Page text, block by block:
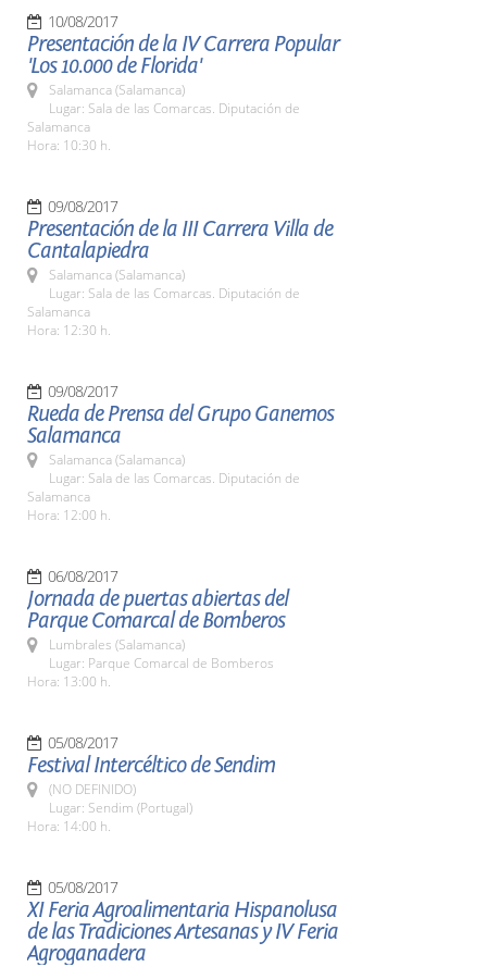
10/08/2017
Presentación de la IV Carrera Popular
'Los 10.000 de Florida'
Salamanca (Salamanca)
Lugar: Sala de las Comarcas. Diputación de
Salamanca
Hora: 10:30 h.
09/08/2017
Presentación de la III Carrera Villa de
Cantalapiedra
Salamanca (Salamanca)
Lugar: Sala de las Comarcas. Diputación de
Salamanca
Hora: 12:30 h.
09/08/2017
Rueda de Prensa del Grupo Ganemos
Salamanca
Salamanca (Salamanca)
Lugar: Sala de las Comarcas. Diputación de
Salamanca
Hora: 12:00 h.
06/08/2017
Jornada de puertas abiertas del
Parque Comarcal de Bomberos
Lumbrales (Salamanca)
Lugar: Parque Comarcal de Bomberos
Hora: 13:00 h.
05/08/2017
Festival Intercéltico de Sendim
(NO DEFINIDO)
Lugar: Sendim (Portugal)
Hora: 14:00 h.
05/08/2017
XI Feria Agroalimentaria Hispanolusa
de las Tradiciones Artesanas y IV Feria
Agroganadera